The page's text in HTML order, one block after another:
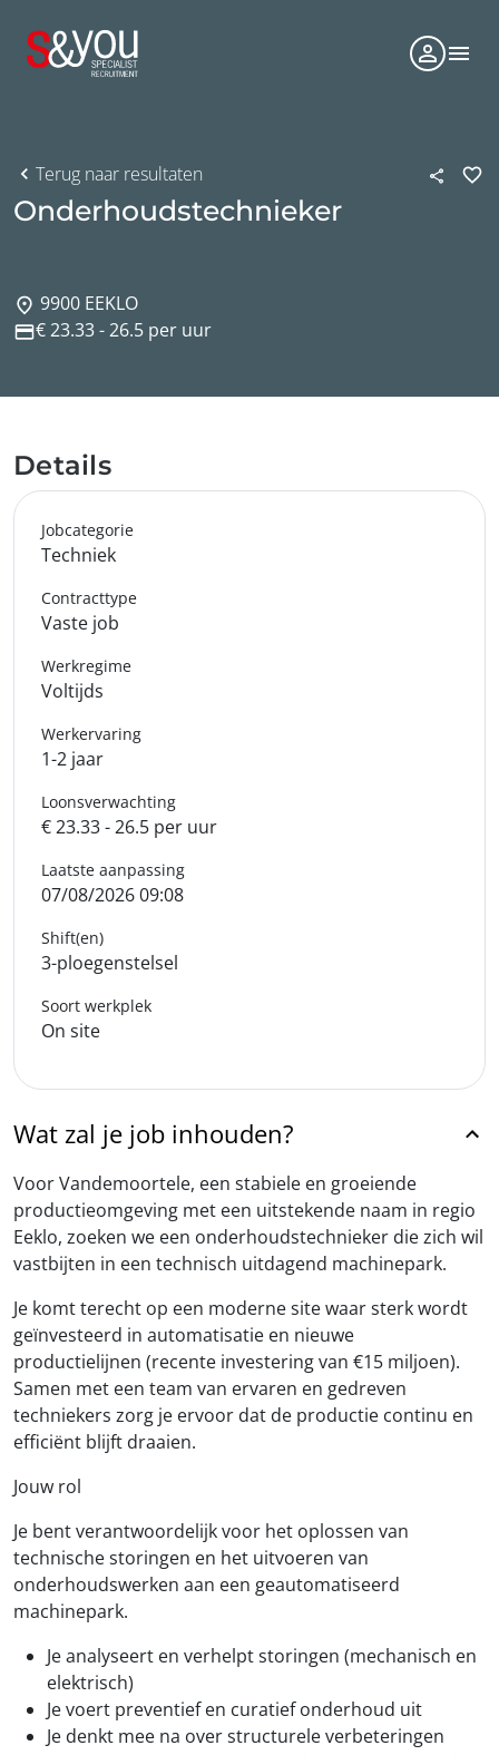
Terug naar resultaten
Onderhoudstechnieker
9900 EEKLO
€ 23.33 - 26.5 per uur
Details
Jobcategorie
Techniek
Contracttype
Vaste job
Werkregime
Voltijds
Werkervaring
1-2 jaar
Loonsverwachting
€ 23.33 - 26.5 per uur
Laatste aanpassing
07/08/2026 09:08
Shift(en)
3-ploegenstelsel
Soort werkplek
On site
Wat zal je job inhouden?
Voor Vandemoortele, een stabiele en groeiende
productieomgeving met een uitstekende naam in regio
Eeklo, zoeken we een onderhoudstechnieker die zich wil
vastbijten in een technisch uitdagend machinepark.
Je komt terecht op een moderne site waar sterk wordt
geïnvesteerd in automatisatie en nieuwe
productielijnen (recente investering van €15 miljoen).
Samen met een team van ervaren en gedreven
techniekers zorg je ervoor dat de productie continu en
efficiënt blijft draaien.
Jouw rol
Je bent verantwoordelijk voor het oplossen van
technische storingen en het uitvoeren van
onderhoudswerken aan een geautomatiseerd
machinepark.
Je analyseert en verhelpt storingen (mechanisch en
elektrisch)
Je voert preventief en curatief onderhoud uit
Je denkt mee na over structurele verbeteringen